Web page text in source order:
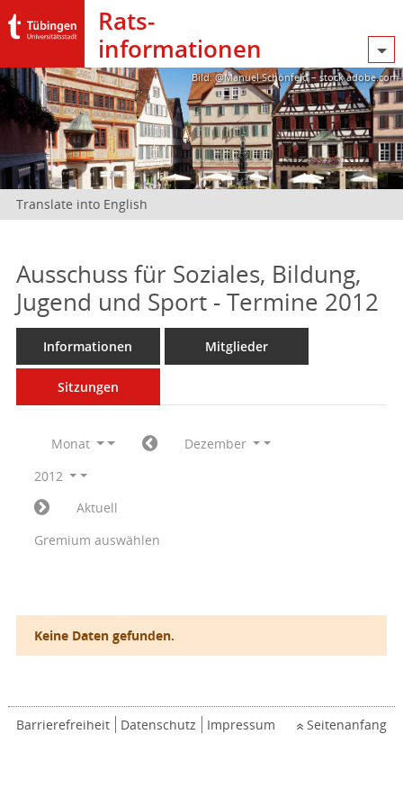
Rats­
informationen
Bild: @Manuel Schönfeld – stock.adobe.com
Translate into English
Ausschuss für Soziales, Bildung,
Jugend und Sport - Termine 2012
Informationen Mitglieder
Sitzungen
Monat
Dezember
2012
Aktuell
Gremium auswählen
Keine Daten gefunden.
Barrierefreiheit Datenschutz Impressum Seitenanfang